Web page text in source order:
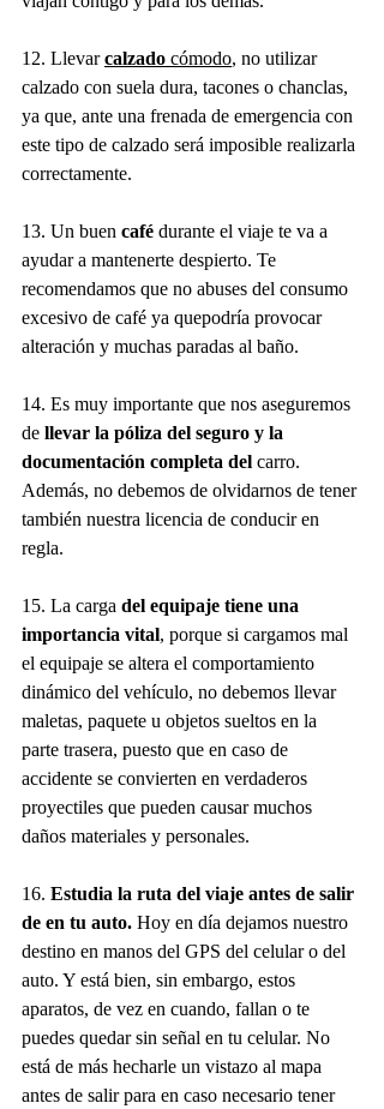
12. Llevar calzado cómodo, no utilizar
calzado con suela dura, tacones o chanclas,
ya que, ante una frenada de emergencia con
este tipo de calzado será imposible realizarla
correctamente.
13. Un buen café durante el viaje te va a
ayudar a mantenerte despierto. Te
recomendamos que no abuses del consumo
excesivo de café ya quepodría provocar
alteración y muchas paradas al baño.
14. Es muy importante que nos aseguremos
de llevar la póliza del seguro y la
documentación completa del carro.
Además, no debemos de olvidarnos de tener
también nuestra licencia de conducir en
regla.
15. La carga del equipaje tiene una
importancia vital, porque si cargamos mal
el equipaje se altera el comportamiento
dinámico del vehículo, no debemos llevar
maletas, paquete u objetos sueltos en la
parte trasera, puesto que en caso de
accidente se convierten en verdaderos
proyectiles que pueden causar muchos
daños materiales y personales.
16. Estudia la ruta del viaje antes de salir
de en tu auto. Hoy en día dejamos nuestro
destino en manos del GPS del celular o del
auto. Y está bien, sin embargo, estos
aparatos, de vez en cuando, fallan o te
puedes quedar sin señal en tu celular. No
está de más hecharle un vistazo al mapa
antes de salir para en caso necesario tener